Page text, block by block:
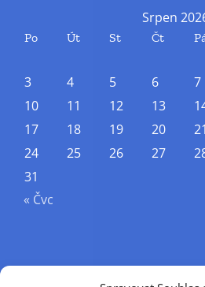
Srpen
Po Út St Čt
3
4 5 6 7
10
11 12 13
17
18 19 20 21
24
25 26 27
31
« Čvc
Příjmení